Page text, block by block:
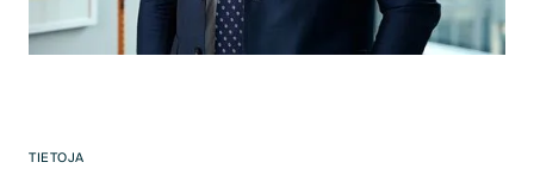
TIETOJA